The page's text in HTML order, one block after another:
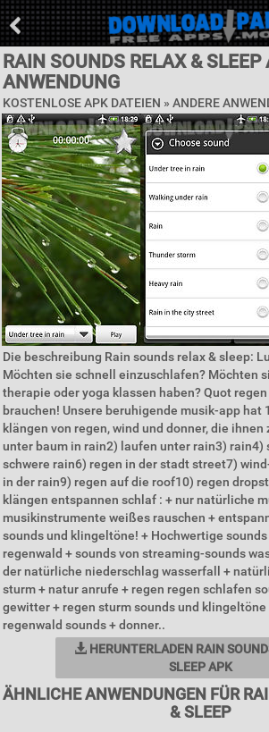
RAIN SOUNDS RELAX & SLEEP
ANWENDUNG
KOSTENLOSE APK DATEIEN » ANDERE
Die beschreibung Rain sounds relax & sleep:
Möchten sie schnell einzuschlafen? Möchten
therapie oder yoga klassen haben? Quot
brauchen! Unsere beruhigende musik-app hat
klängen von regen, wind und donner, die
unter baum in rain2) laufen unter rain3) rain4)
schwere rain6) regen in der stadt street7)
in der rain9) regen auf die roof10) regen
klängen entspannen schlaf : + nur natürliche
musikinstrumente weißes rauschen +
sounds und klingeltöne! + Hochwertige
regenwald + sounds von streaming-sounds
der natürliche niederschlag wasserfall +
sturm + natur anrufe + regen regen schlafen
gewitter + regen sturm sounds und
regenwald sounds + donner..
HERUNTERLADEN RAIN
SLEEP APK
ÄHNLICHE ANWENDUNGEN FÜR
& SLEEP